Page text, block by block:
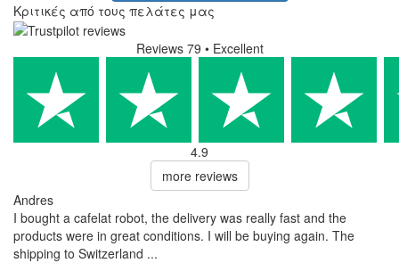
Κριτικές από τους πελάτες μας
Reviews 79 • Excellent
4.9
more reviews
Andres
I bought a cafelat robot, the delivery was really fast and the
products were in great conditions. I will be buying again. The
shipping to Switzerland ...